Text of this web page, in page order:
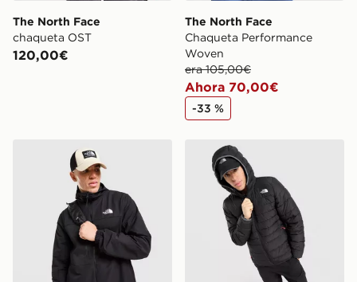
The North Face
chaqueta OST
120,00€
The North Face
Chaqueta Performance
Woven
era 105,00€
Ahora 70,00€
-33 %
The North Face Chaqueta ZipTrishullThe North Face Chaqueta